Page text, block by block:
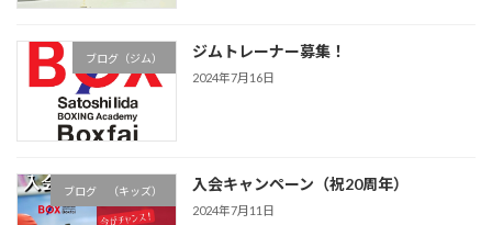
ブログ（ジム） ジムトレーナー募集！
2024年7月16日
ブログ （キッズ） 入会キャンペーン（祝20周年）
2024年7月11日